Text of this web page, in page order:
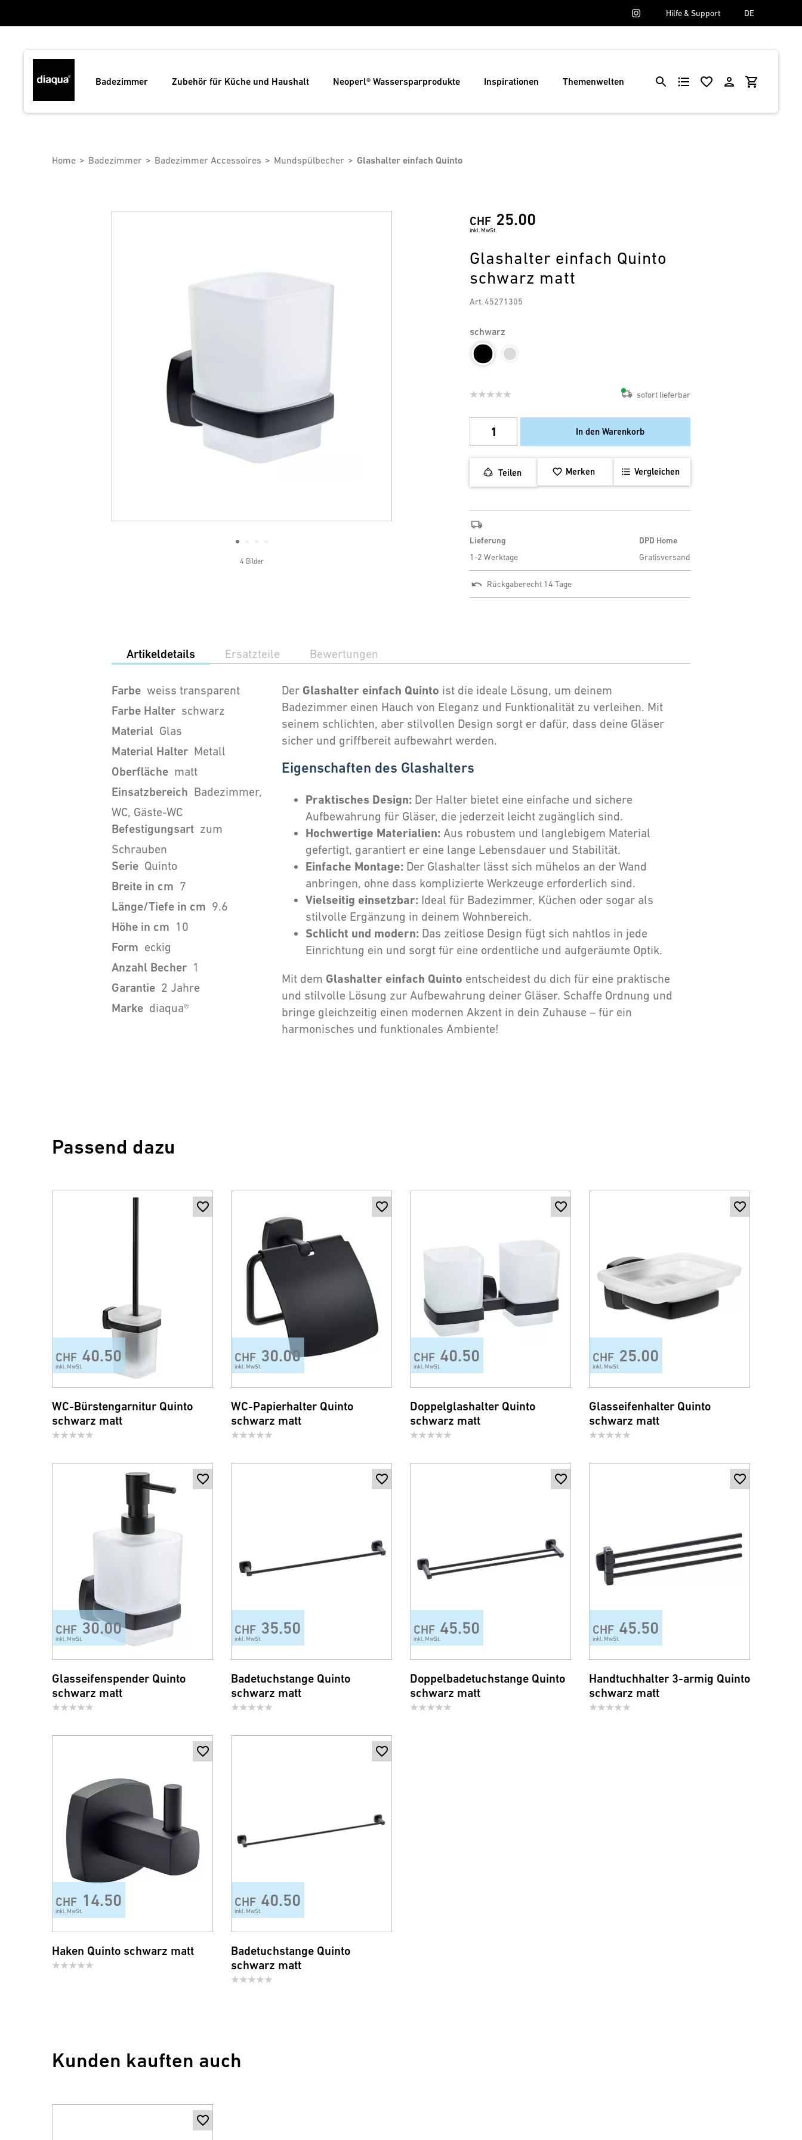
Hilfe & Support DE
Badezimmer Zubehör für Küche und Haushalt Neoperl® Wassersparprodukte Inspirationen Themenwelten
Home Badezimmer Badezimmer Accessoires Mundspülbecher Glashalter einfach Quinto
4 Bilder
CHF 25.00
inkl. MwSt.
Glashalter einfach Quinto
schwarz matt
Art. 45271305
schwarz
sofort lieferbar
In den Warenkorb
Teilen Merken Vergleichen
Lieferung
1-2 Werktage
DPD Home
Gratisversand
Rückgaberecht 14 Tage
Artikeldetails Ersatzteile Bewertungen
Farbe weiss transparent
Farbe Halter schwarz
Material Glas
Material Halter Metall
Oberfläche matt
Einsatzbereich Badezimmer,
WC, Gäste-WC
Befestigungsart zum
Schrauben
Serie Quinto
Breite in cm 7
Länge/Tiefe in cm 9.6
Höhe in cm 10
Form eckig
Anzahl Becher 1
Garantie 2 Jahre
Marke diaqua®
Der Glashalter einfach Quinto ist die ideale Lösung, um deinem
Badezimmer einen Hauch von Eleganz und Funktionalität zu verleihen. Mit
seinem schlichten, aber stilvollen Design sorgt er dafür, dass deine Gläser
sicher und griffbereit aufbewahrt werden.
Eigenschaften des Glashalters
Praktisches Design: Der Halter bietet eine einfache und sichere
Aufbewahrung für Gläser, die jederzeit leicht zugänglich sind.
Hochwertige Materialien: Aus robustem und langlebigem Material
gefertigt, garantiert er eine lange Lebensdauer und Stabilität.
Einfache Montage: Der Glashalter lässt sich mühelos an der Wand
anbringen, ohne dass komplizierte Werkzeuge erforderlich sind.
Vielseitig einsetzbar: Ideal für Badezimmer, Küchen oder sogar als
stilvolle Ergänzung in deinem Wohnbereich.
Schlicht und modern: Das zeitlose Design fügt sich nahtlos in jede
Einrichtung ein und sorgt für eine ordentliche und aufgeräumte Optik.
Mit dem Glashalter einfach Quinto entscheidest du dich für eine praktische
und stilvolle Lösung zur Aufbewahrung deiner Gläser. Schaffe Ordnung und
bringe gleichzeitig einen modernen Akzent in dein Zuhause – für ein
harmonisches und funktionales Ambiente!
Passend dazu
CHF 40.50
inkl. MwSt.
WC-Bürstengarnitur Quinto
schwarz matt
CHF 30.00
inkl. MwSt.
WC-Papierhalter Quinto
schwarz matt
CHF 40.50
inkl. MwSt.
Doppelglashalter Quinto
schwarz matt
CHF 25.00
inkl. MwSt.
Glasseifenhalter Quinto
schwarz matt
CHF 30.00
inkl. MwSt.
Glasseifenspender Quinto
schwarz matt
CHF 35.50
inkl. MwSt.
Badetuchstange Quinto
schwarz matt
CHF 45.50
inkl. MwSt.
Doppelbadetuchstange Quinto
schwarz matt
CHF 45.50
inkl. MwSt.
Handtuchhalter 3-armig Quinto
schwarz matt
CHF 14.50
inkl. MwSt.
Haken Quinto schwarz matt
CHF 40.50
inkl. MwSt.
Badetuchstange Quinto
schwarz matt
Kunden kauften auch